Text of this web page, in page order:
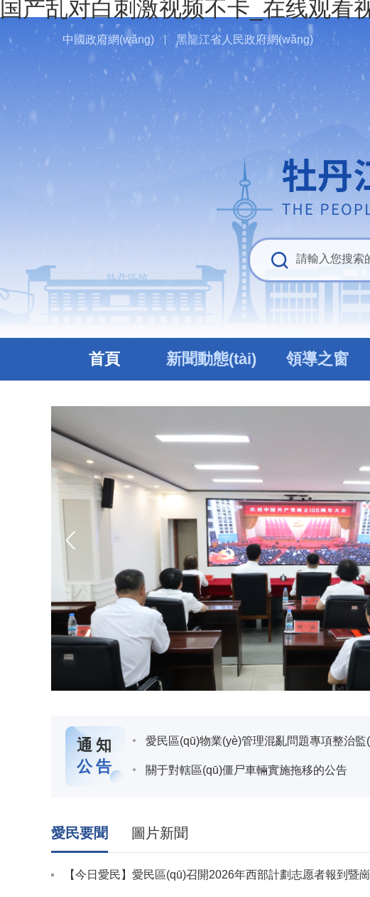
国产乱对白刺激视频不卡_在线观看
中國政府網(wǎng) 黑龍江省人民政府網(wǎng)
首頁 新聞動態(tài) 領導之窗
通知
公告
愛民區(qū)物業(yè)管理混亂問題專項整治監(jiān)
關于對轄區(qū)僵尸車輛實施拖移的公告
愛民要聞 圖片新聞
【今日愛民】愛民區(qū)召開2026年西部計劃志愿者報到暨崗位對接會